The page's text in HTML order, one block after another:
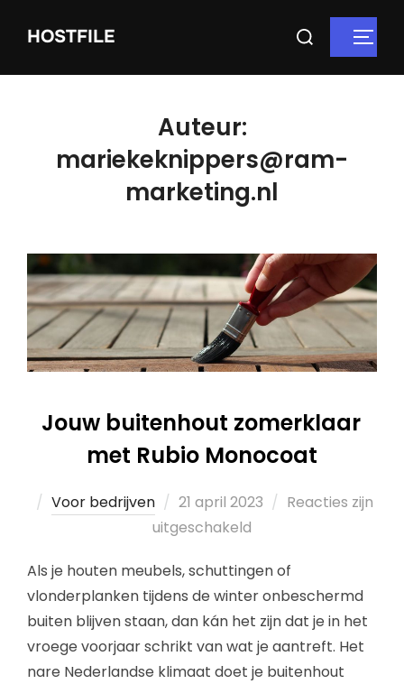
HOSTFILE
Auteur:
mariekeknippers@ram-
marketing.nl
Jouw buitenhout zomerklaar
met Rubio Monocoat
Voor bedrijven 21 april 2023
Reacties zijn
uitgeschakeld
Als je houten meubels, schuttingen of
vlonderplanken tijdens de winter onbeschermd
buiten blijven staan, dan kán het zijn dat je in het
vroege voorjaar schrikt van wat je aantreft. Het
nare Nederlandse klimaat doet je buitenhout